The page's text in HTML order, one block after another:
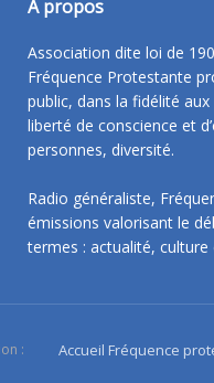
A propos
Association dite loi de
Fréquence Protestante
public, dans la fidélité
liberté de conscience et
personnes, diversité.
Radio généraliste,
émissions valorisant le
termes : actualité, culture
Accueil Fréquence
: